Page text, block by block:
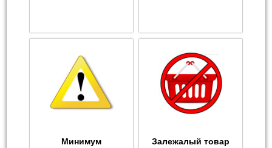
Минимум Залежалый товар